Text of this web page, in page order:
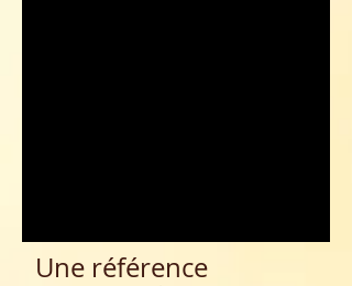
Une référence